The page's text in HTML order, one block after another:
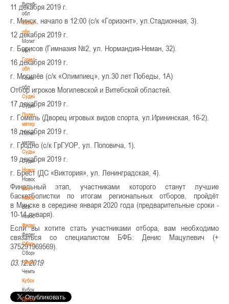
Витебская
обл
Могилевская
обл
Могилевская
обл
Гомельская
обл
Гомельская
обл
Судейство
Судейство
Полезные
материалы
Полезные
материалы
Судьи
Судьи
Новости
Новости
Все
новости
Все
новости
Федерация
Федерация
Сборные
Сборные
Чемпионат
Чемпионат
Кубок
Кубок
Детско-
11 декабря 2019 г.
г. Минск, начало в 12:00 (с/к «Горизонт», ул.Стадионная, 3).
12 декабря 2019 г.
г. Борисов (Гимназия №2, ул. Нормандия-Неман, 32).
16 декабря 2019 г.
г. Могилёв (с/к «Олимпиец», ул.30 лет Победы, 1А)
Отбор игроков Могилевской и Витебской областей.
17 декабря 2019 г.
г. Гомель (Дворец игровых видов спорта, ул.Ирининская, 16-2).
18 декабря 2019 г.
г. Гродно (с/к ГрГУОР, ул. Поповича, 1).
19 декабря 2019 г.
г. Брест (ДС «Виктория», ул. Ленинградская, 4).
Финальный этап, участниками которого станут лучшие
баскетболистки по итогам региональных отборов, пройдёт
в Минске в середине января 2020 года (предварительные сроки -
10-14 января).
Если вы хотите стать участниками отбора, вам необходимо
связаться со специалистом БФБ: Денис Мацулевич (+
375291969569).
03.12.2019